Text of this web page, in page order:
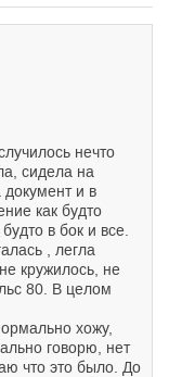
нечто
сидела на
и в
как будто
в бок и все.
, легла
кружилось, не
80. В целом
хожу,
говорю, нет
что это было. До